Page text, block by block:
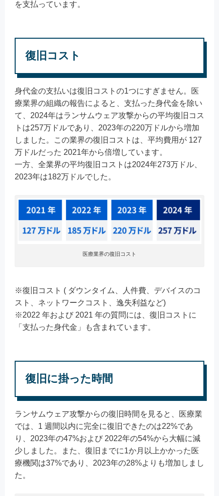
を支払っています。
復旧コスト
身代金の支払いは復旧コストの1つにすぎません。医
療業界の組織の報告によると、支払った身代金を除い
て、2024年はランサムウェア攻撃からの平均復旧コス
トは257万ドルであり、2023年の220万ドルから増加
しました。この業界の復旧コストは、平均費用が 127
万ドルだった 2021年から倍増しています。
一方、全業界の平均復旧コストは2024年273万ドル、
2023年は182万ドルでした。
医療業界の復旧コスト
※復旧コスト ( ダウンタイム、人件費、デバイスのコ
スト、ネットワークコスト、逸失利益など)
※2022 年および 2021 年の質問には、復旧コストに
「支払った身代金」も含まれています。
復旧に掛った時間
ランサムウェア攻撃からの復旧時間を見ると、医療業
では、1 週間以内に完全に復旧できたのは22%であ
り、2023年の47%および 2022年の54%から大幅に減
少しました。また、復旧までに1か月以上かかった医
療機関は37%であり、2023年の28%よりも増加しまし
た。